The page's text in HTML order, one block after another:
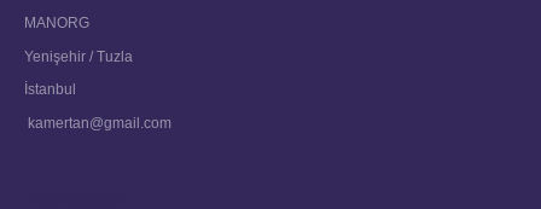
MANORG
Yenişehir / Tuzla
İstanbul
kamertan@gmail.com